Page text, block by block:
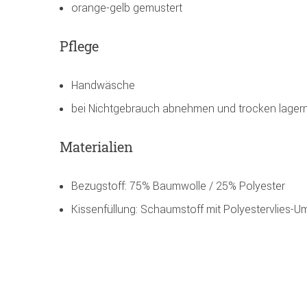
orange-gelb gemustert
Pflege
Handwäsche
bei Nichtgebrauch abnehmen und trocken
Materialien
Bezugstoff: 75% Baumwolle / 25% Polyester
Kissenfüllung: Schaumstoff mit Polyestervlies-